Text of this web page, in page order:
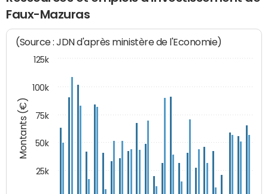
Faux-Mazuras
Montants (€)
(Source : JDN d'après ministère de l'Economie)
25k
50k
75k
100k
125k